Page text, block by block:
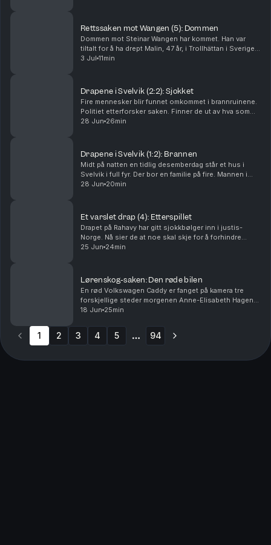
Rettssaken mot Wangen (5): Dommen
Dommen mot Steinar Wangen har kommet. Han var
tiltalt for å ha drept Malin, 47 år, i Trollhättan i Sverige i
september 2024. Det store spørsmålet i rettssaken
3 Jul 11min
Drapene i Svelvik (2:2): Sjokket
Fire mennesker blir funnet omkommet i brannruinene.
Politiet etterforsker saken. Finner de ut av hva som
har skjedd? Og hvorfor? Ansvarlig redaktør Gard
28 Jun 26min
Drapene i Svelvik (1:2): Brannen
Midt på natten en tidlig desemberdag står et hus i
Svelvik i full fyr. Der bor en familie på fire. Mannen i
huset er brannmann. Hva har skjedd? Ansvarlig
28 Jun 20min
Et varslet drap (4): Etterspillet
Drapet på Rahavy har gitt sjokkbølger inn i justis-
Norge. Nå sier de at noe skal skje for å forhindre
lignende saker. Men kommer lovnadene til å bli fulgt
25 Jun 24min
Lørenskog-saken: Den røde bilen
En rød Volkswagen Caddy er fanget på kamera tre
forskjellige steder morgenen Anne-Elisabeth Hagen
forsvant. Politiet jakter svar: Hva gjorde den der?
18 Jun 25min
1 2 3 4 5 94